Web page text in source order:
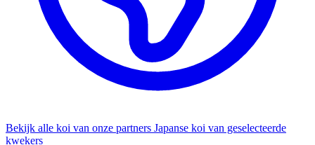
Bekijk alle koi van onze partners Japanse koi van geselecteerde
kwekers